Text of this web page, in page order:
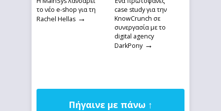
το νέο e-shop για τη
Rachel Hellas →
case study για την
KnowCrunch σε
συνεργασία με το
digital agency
DarkPony →
Πήγαινε με πάνω ↑